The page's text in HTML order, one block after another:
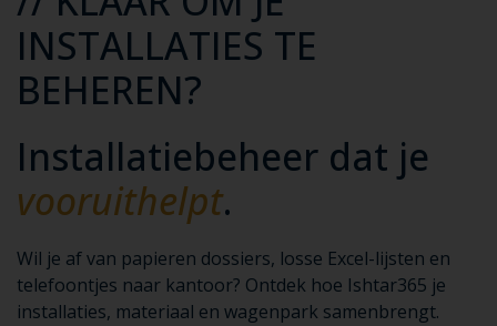
INSTALLATIES TE
BEHEREN?
Installatiebeheer dat je
vooruithelpt.
Wil je af van papieren dossiers, losse Excel-lijsten en
telefoontjes naar kantoor? Ontdek hoe Ishtar365 je
installaties, materiaal en wagenpark samenbrengt.